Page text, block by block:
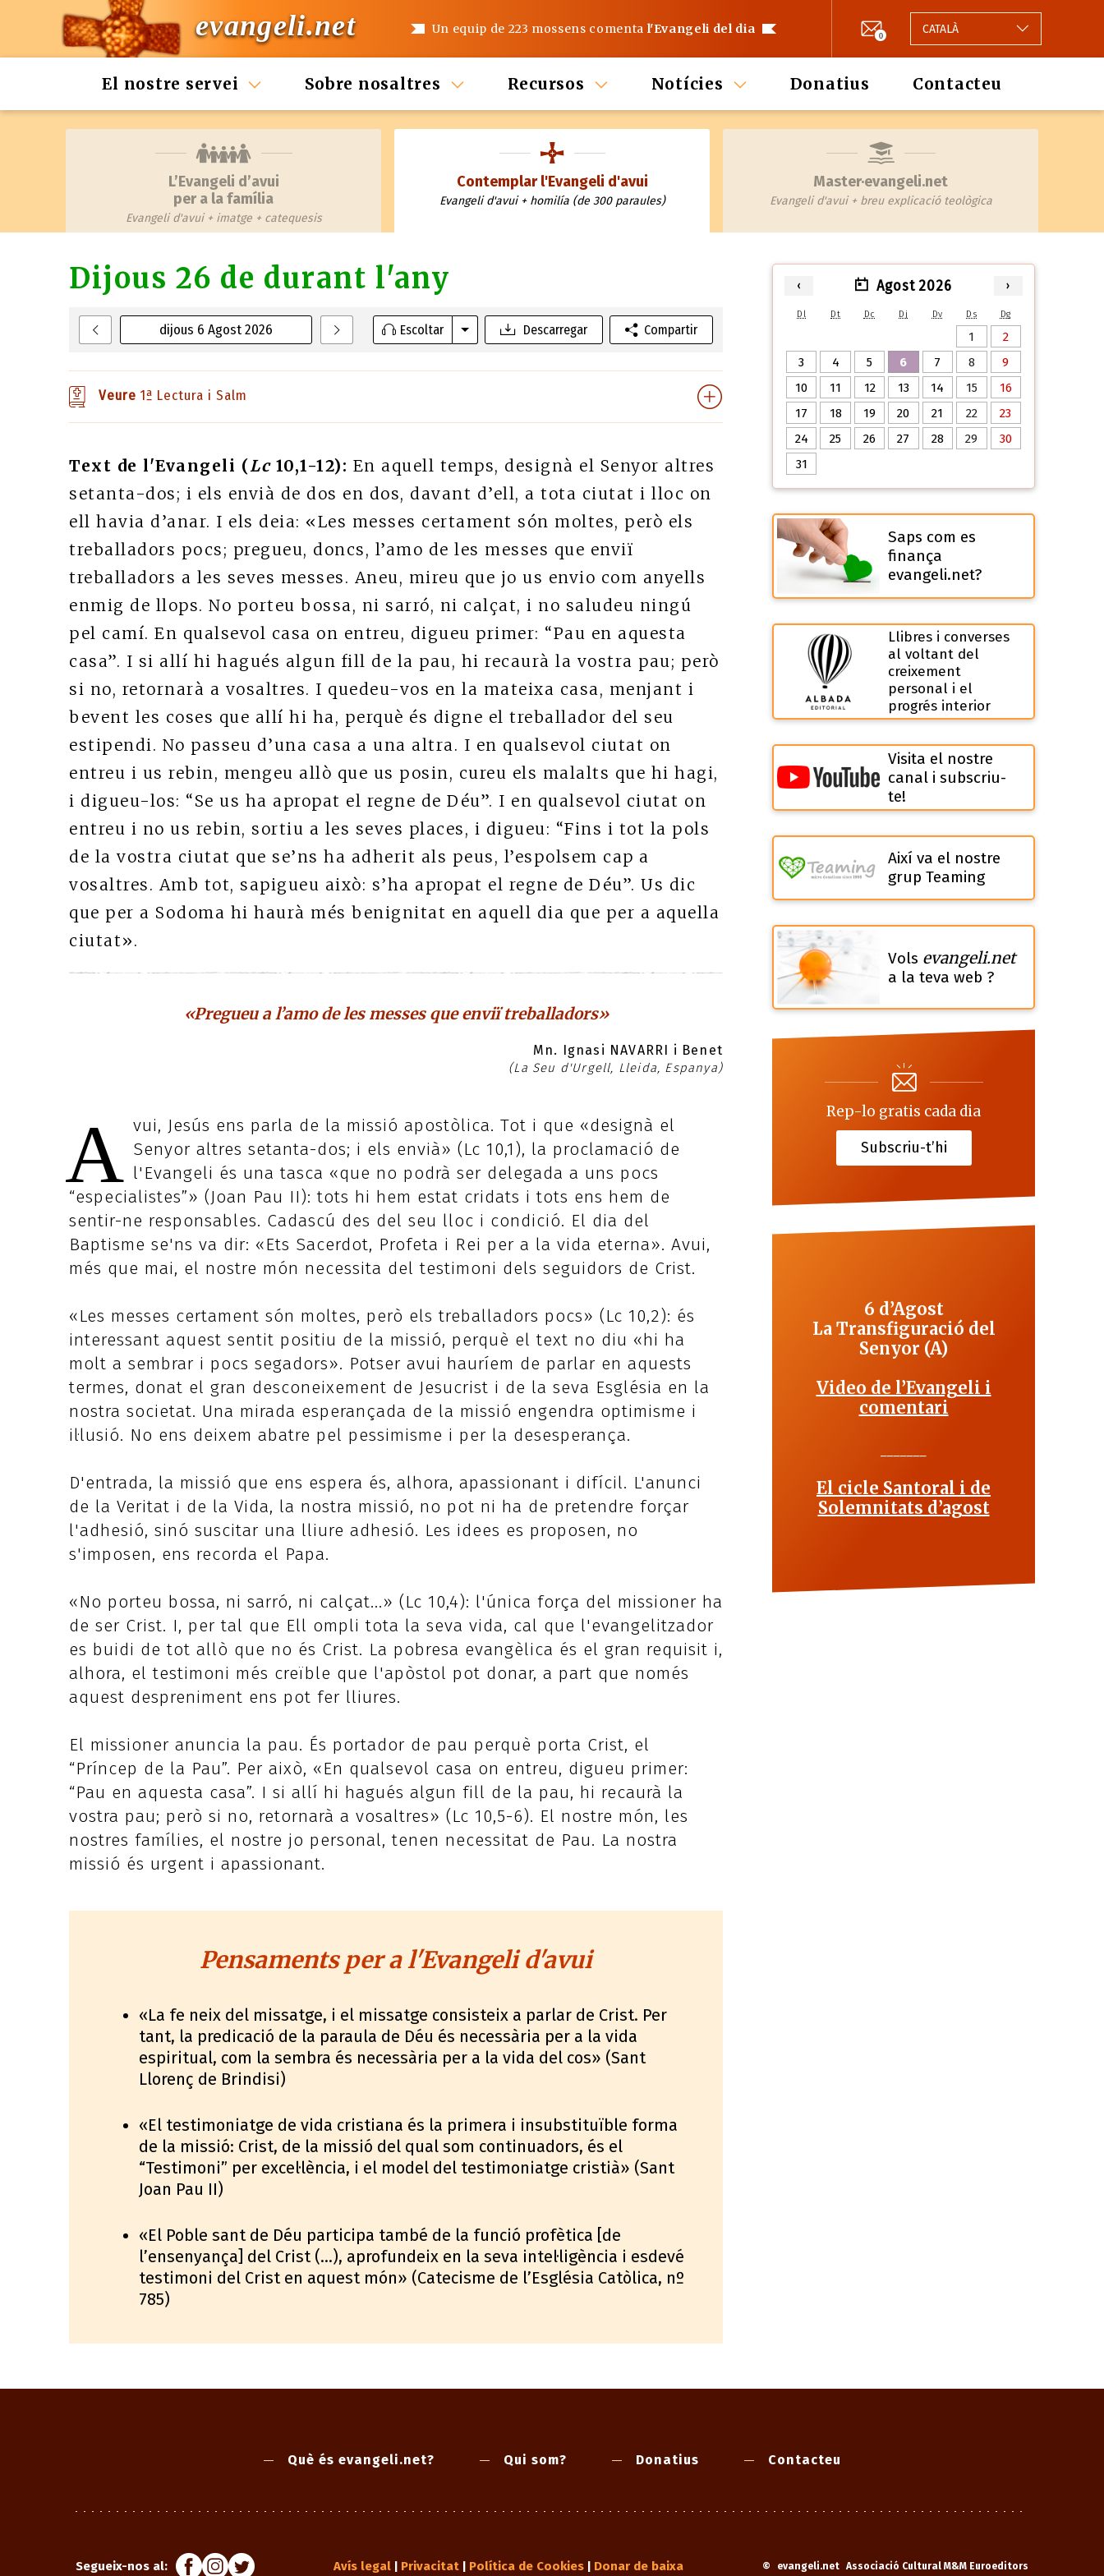
evangeli.net Un equip de 223 mossens comenta l'Evangeli del dia 0 CATALÀ
El nostre servei Sobre nosaltres Recursos Notícies Donatius Contacteu
L’Evangeli d’avui
per a la família
Evangeli d'avui + imatge + catequesis
Contemplar l'Evangeli d'avui
Evangeli d'avui + homilía (de 300 paraules)
Master·evangeli.net
Evangeli d'avui + breu explicació teològica
dijous 6 Agost 2026
Dijous 26 de durant l'any
Escoltar Descarregar Compartir
Veure 1ª Lectura i Salm
Text de l'Evangeli (Lc10,1-12): En aquell temps, designà el Senyor altres
setanta-dos; i els envià de dos en dos, davant d’ell, a tota ciutat i lloc on
ell havia d’anar. I els deia: «Les messes certament són moltes, però els
treballadors pocs; pregueu, doncs, l’amo de les messes que enviï
treballadors a les seves messes. Aneu, mireu que jo us envio com anyells
enmig de llops. No porteu bossa, ni sarró, ni calçat, i no saludeu ningú
pel camí. En qualsevol casa on entreu, digueu primer: “Pau en aquesta
casa”. I si allí hi hagués algun fill de la pau, hi recaurà la vostra pau; però
si no, retornarà a vosaltres. I quedeu-vos en la mateixa casa, menjant i
bevent les coses que allí hi ha, perquè és digne el treballador del seu
estipendi. No passeu d’una casa a una altra. I en qualsevol ciutat on
entreu i us rebin, mengeu allò que us posin, cureu els malalts que hi hagi,
i digueu-los: “Se us ha apropat el regne de Déu”. I en qualsevol ciutat on
entreu i no us rebin, sortiu a les seves places, i digueu: “Fins i tot la pols
de la vostra ciutat que se’ns ha adherit als peus, l’espolsem cap a
vosaltres. Amb tot, sapigueu això: s’ha apropat el regne de Déu”. Us dic
que per a Sodoma hi haurà més benignitat en aquell dia que per a aquella
ciutat».
«Pregueu a l’amo de les messes que enviï treballadors»
Mn. Ignasi NAVARRI i Benet
(La Seu d'Urgell, Lleida, Espanya)
A vui, Jesús ens parla de la missió apostòlica. Tot i que «designà el
Senyor altres setanta-dos; i els envià» (Lc 10,1), la proclamació de
l'Evangeli és una tasca «que no podrà ser delegada a uns pocs
“especialistes”» (Joan Pau II): tots hi hem estat cridats i tots ens hem de
sentir-ne responsables. Cadascú des del seu lloc i condició. El dia del
Baptisme se'ns va dir: «Ets Sacerdot, Profeta i Rei per a la vida eterna». Avui,
més que mai, el nostre món necessita del testimoni dels seguidors de Crist.
«Les messes certament són moltes, però els treballadors pocs» (Lc 10,2): és
interessant aquest sentit positiu de la missió, perquè el text no diu «hi ha
molt a sembrar i pocs segadors». Potser avui hauríem de parlar en aquests
termes, donat el gran desconeixement de Jesucrist i de la seva Església en la
nostra societat. Una mirada esperançada de la missió engendra optimisme i
il·lusió. No ens deixem abatre pel pessimisme i per la desesperança.
D'entrada, la missió que ens espera és, alhora, apassionant i difícil. L'anunci
de la Veritat i de la Vida, la nostra missió, no pot ni ha de pretendre forçar
l'adhesió, sinó suscitar una lliure adhesió. Les idees es proposen, no
s'imposen, ens recorda el Papa.
«No porteu bossa, ni sarró, ni calçat...» (Lc 10,4): l'única força del missioner ha
de ser Crist. I, per tal que Ell ompli tota la seva vida, cal que l'evangelitzador
es buidi de tot allò que no és Crist. La pobresa evangèlica és el gran requisit i,
alhora, el testimoni més creïble que l'apòstol pot donar, a part que només
aquest despreniment ens pot fer lliures.
El missioner anuncia la pau. És portador de pau perquè porta Crist, el
“Príncep de la Pau”. Per això, «En qualsevol casa on entreu, digueu primer:
“Pau en aquesta casa”. I si allí hi hagués algun fill de la pau, hi recaurà la
vostra pau; però si no, retornarà a vosaltres» (Lc 10,5-6). El nostre món, les
nostres famílies, el nostre jo personal, tenen necessitat de Pau. La nostra
missió és urgent i apassionant.
Pensaments per a l'Evangeli d'avui
«La fe neix del missatge, i el missatge consisteix a parlar de Crist. Per
tant, la predicació de la paraula de Déu és necessària per a la vida
espiritual, com la sembra és necessària per a la vida del cos» (Sant
Llorenç de Brindisi)
«El testimoniatge de vida cristiana és la primera i insubstituïble forma
de la missió: Crist, de la missió del qual som continuadors, és el
“Testimoni” per excel·lència, i el model del testimoniatge cristià» (Sant
Joan Pau II)
«El Poble sant de Déu participa també de la funció profètica [de
l’ensenyança] del Crist (...), aprofundeix en la seva intel·ligència i esdevé
testimoni del Crist en aquest món» (Catecisme de l’Església Catòlica, nº
785)
‹ Agost 2026 ›
Dl Dt Dc Dj Dv Ds Dg
1
2
3
4 5 6 7 8
9
10
11 12 13 14 15
16
17
18 19 20 21 22
23
24
25 26 27 28 29
30
31
Saps com es
finança
evangeli.net?
Llibres i converses
al voltant del
creixement
personal i el
progrés interior
Visita el nostre
canal i subscriu-
te!
Així va el nostre
grup Teaming
Vols evangeli.net
a la teva web ?
Rep-lo gratis cada dia
Subscriu-t’hi
6 d’Agost
La Transfiguració del
Senyor (A)
Video de l’Evangeli i
comentari
El cicle Santoral i de
Solemnitats d’agost
Què és evangeli.net? Qui som? Donatius Contacteu
Segueix-nos al: © evangeli.net Associació Cultural M&M Euroeditors
Avís legal Privacitat Política de Cookies Donar de baixa